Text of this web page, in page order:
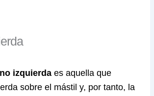
izquierda es aquella que
sobre el mástil y, por tanto, la